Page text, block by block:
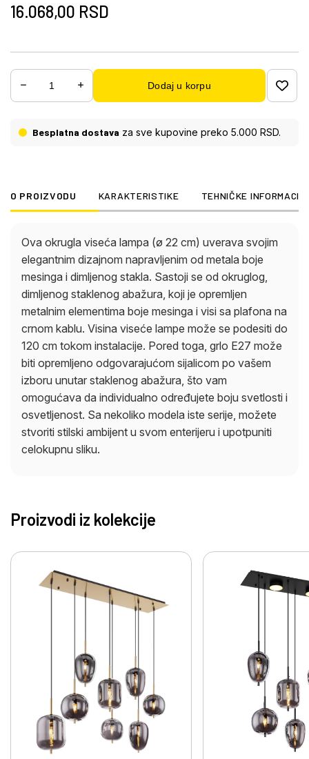
dimljenog staklenog abažura, koji je opremljen
grlo E27 može biti opremljeno odgovarajućom
sijalicom po vašem izboru unutar staklenog
abažura, što vam omogućava da individualno
modela iste serije, možete stvoriti stilski ambijent u
16.068,00 RSD
Dodaj u korpu
Besplatna dostava za sve kupovine preko 5.000 RSD.
O PROIZVODU KARAKTERISTIKE TEHNIČKE
Ova okrugla viseća lampa (ø 22 cm) uverava svojim
elegantnim dizajnom napravljenim od metala boje
mesinga i dimljenog stakla. Sastoji se od okruglog,
dimljenog staklenog abažura, koji je opremljen
metalnim elementima boje mesinga i visi sa plafona na
crnom kablu. Visina viseće lampe može se podesiti do
120 cm tokom instalacije. Pored toga, grlo E27 može
biti opremljeno odgovarajućom sijalicom po vašem
izboru unutar staklenog abažura, što vam
omogućava da individualno određujete boju svetlosti i
osvetljenost. Sa nekoliko modela iste serije, možete
stvoriti stilski ambijent u svom enterijeru i upotpuniti
celokupnu sliku.
Proizvodi iz kolekcije